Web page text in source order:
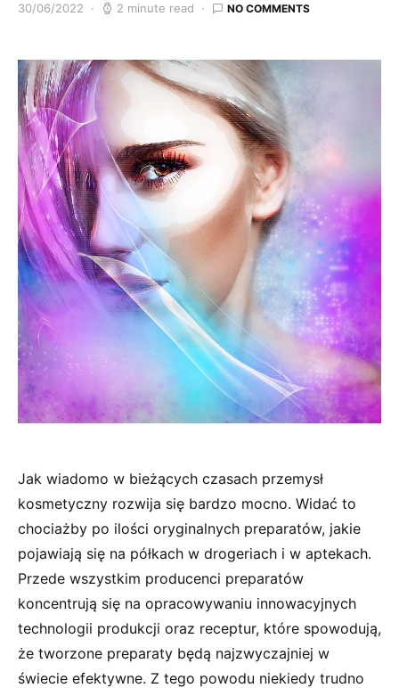
30/06/2022 2 minute read NO COMMENTS
Jak wiadomo w bieżących czasach przemysł
kosmetyczny rozwija się bardzo mocno. Widać to
chociażby po ilości oryginalnych preparatów, jakie
pojawiają się na półkach w drogeriach i w aptekach.
Przede wszystkim producenci preparatów
koncentrują się na opracowywaniu innowacyjnych
technologii produkcji oraz receptur, które spowodują,
że tworzone preparaty będą najzwyczajniej w
świecie efektywne. Z tego powodu niekiedy trudno